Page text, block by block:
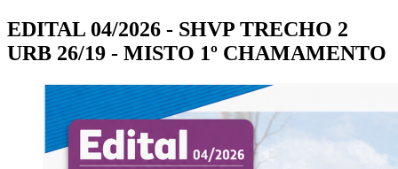
EDITAL 04/2026 - SHVP TRECHO 2
URB 26/19 - MISTO 1º CHAMAMENTO